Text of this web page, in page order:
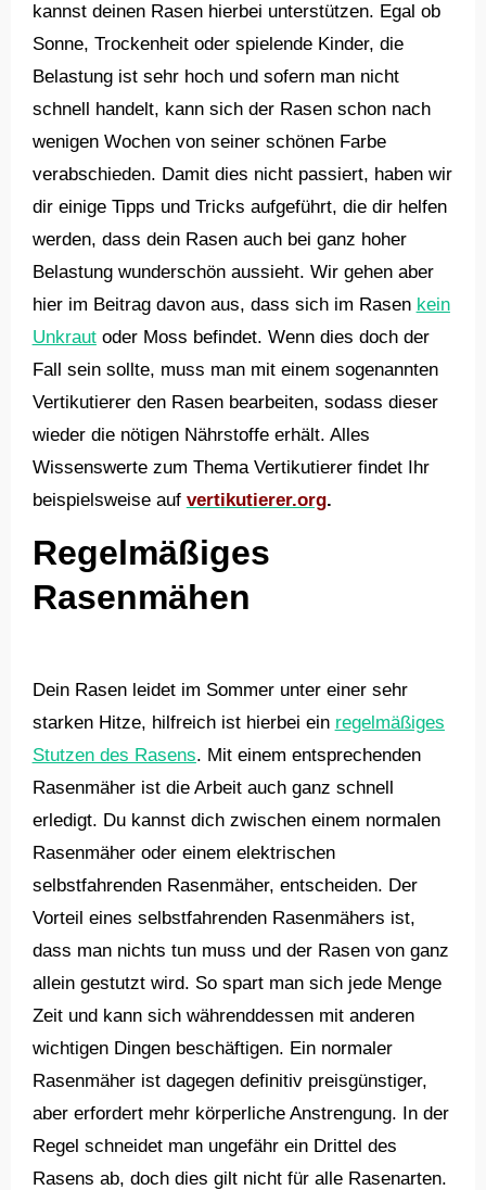
kannst deinen Rasen hierbei unterstützen. Egal ob
Sonne, Trockenheit oder spielende Kinder, die
Belastung ist sehr hoch und sofern man nicht
schnell handelt, kann sich der Rasen schon nach
wenigen Wochen von seiner schönen Farbe
verabschieden. Damit dies nicht passiert, haben wir
dir einige Tipps und Tricks aufgeführt, die dir helfen
werden, dass dein Rasen auch bei ganz hoher
Belastung wunderschön aussieht. Wir gehen aber
hier im Beitrag davon aus, dass sich im Rasen kein
Unkrautoder Moss befindet. Wenn dies doch der
Fall sein sollte, muss man mit einem sogenannten
Vertikutierer den Rasen bearbeiten, sodass dieser
wieder die nötigen Nährstoffe erhält. Alles
Wissenswerte zum Thema Vertikutierer findet Ihr
beispielsweise auf vertikutierer.org.
Regelmäßiges
Rasenmähen
Dein Rasen leidet im Sommer unter einer sehr
starken Hitze, hilfreich ist hierbei ein regelmäßiges
Stutzen des Rasens. Mit einem entsprechenden
Rasenmäher ist die Arbeit auch ganz schnell
erledigt. Du kannst dich zwischen einem normalen
Rasenmäher oder einem elektrischen
selbstfahrenden Rasenmäher, entscheiden. Der
Vorteil eines selbstfahrenden Rasenmähers ist,
dass man nichts tun muss und der Rasen von ganz
allein gestutzt wird. So spart man sich jede Menge
Zeit und kann sich währenddessen mit anderen
wichtigen Dingen beschäftigen. Ein normaler
Rasenmäher ist dagegen definitiv preisgünstiger,
aber erfordert mehr körperliche Anstrengung. In der
Regel schneidet man ungefähr ein Drittel des
Rasens ab, doch dies gilt nicht für alle Rasenarten.